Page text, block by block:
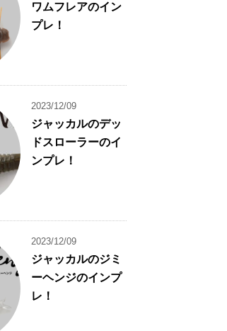
ワムフレアのイン
プレ！
2023/12/09
ジャッカルのデッ
ドスローラーのイ
ンプレ！
2023/12/09
ジャッカルのジミ
ーヘンジのインプ
レ！